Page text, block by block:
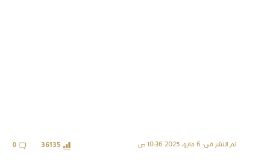
تم النشر في: 6 مايو، 2025 10:36 ص 36135
0